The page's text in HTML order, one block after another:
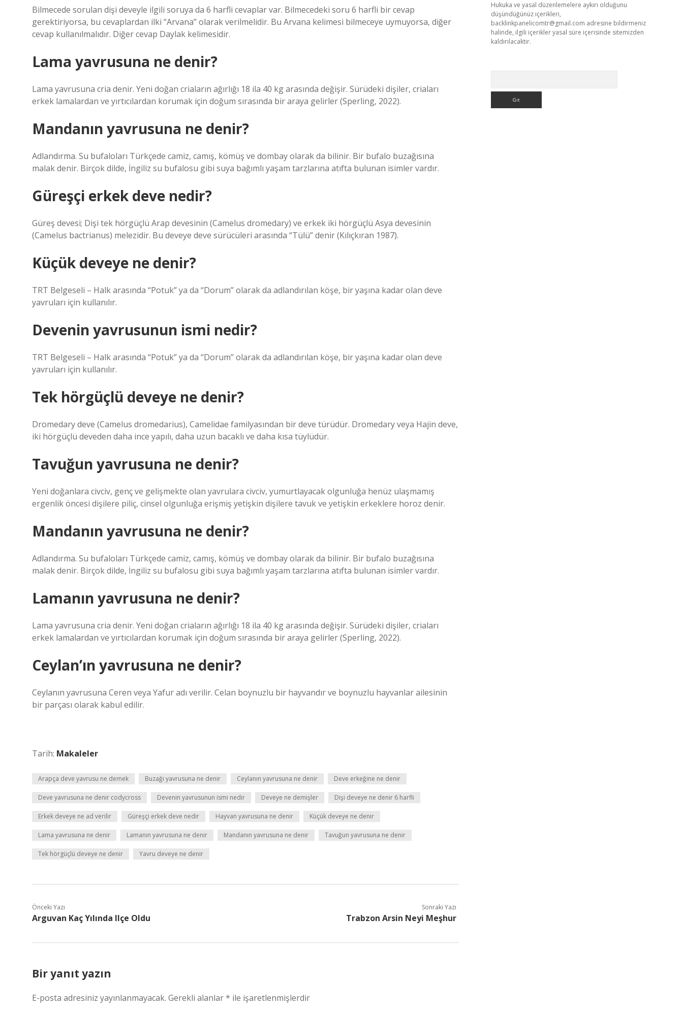
Bilmecede sorulan dişi deveyle ilgili soruya da 6 harfli cevaplar var. Bilmecedeki soru 6 harfli bir cevap
gerektiriyorsa, bu cevaplardan ilki “Arvana” olarak verilmelidir. Bu Arvana kelimesi bilmeceye uymuyorsa, diğer
cevap kullanılmalıdır. Diğer cevap Daylak kelimesidir.
Lama yavrusuna ne denir?
Lama yavrusuna cria denir. Yeni doğan criaların ağırlığı 18 ila 40 kg arasında değişir. Sürüdeki dişiler, criaları
erkek lamalardan ve yırtıcılardan korumak için doğum sırasında bir araya gelirler (Sperling, 2022).
Mandanın yavrusuna ne denir?
Adlandırma. Su bufaloları Türkçede camiz, camış, kömüş ve dombay olarak da bilinir. Bir bufalo buzağısına
malak denir. Birçok dilde, İngiliz su bufalosu gibi suya bağımlı yaşam tarzlarına atıfta bulunan isimler vardır.
Güreşçi erkek deve nedir?
Güreş devesi; Dişi tek hörgüçlü Arap devesinin (Camelus dromedary) ve erkek iki hörgüçlü Asya devesinin
(Camelus bactrianus) melezidir. Bu deveye deve sürücüleri arasında “Tülü” denir (Kılıçkıran 1987).
Küçük deveye ne denir?
TRT Belgeseli – Halk arasında “Potuk” ya da “Dorum” olarak da adlandırılan köşe, bir yaşına kadar olan deve
yavruları için kullanılır.
Devenin yavrusunun ismi nedir?
TRT Belgeseli – Halk arasında “Potuk” ya da “Dorum” olarak da adlandırılan köşe, bir yaşına kadar olan deve
yavruları için kullanılır.
Tek hörgüçlü deveye ne denir?
Dromedary deve (Camelus dromedarius), Camelidae familyasından bir deve türüdür. Dromedary veya Hajin deve,
iki hörgüçlü deveden daha ince yapılı, daha uzun bacaklı ve daha kısa tüylüdür.
Tavuğun yavrusuna ne denir?
Yeni doğanlara civciv, genç ve gelişmekte olan yavrulara civciv, yumurtlayacak olgunluğa henüz ulaşmamış
ergenlik öncesi dişilere piliç, cinsel olgunluğa erişmiş yetişkin dişilere tavuk ve yetişkin erkeklere horoz denir.
Mandanın yavrusuna ne denir?
Adlandırma. Su bufaloları Türkçede camiz, camış, kömüş ve dombay olarak da bilinir. Bir bufalo buzağısına
malak denir. Birçok dilde, İngiliz su bufalosu gibi suya bağımlı yaşam tarzlarına atıfta bulunan isimler vardır.
Lamanın yavrusuna ne denir?
Lama yavrusuna cria denir. Yeni doğan criaların ağırlığı 18 ila 40 kg arasında değişir. Sürüdeki dişiler, criaları
erkek lamalardan ve yırtıcılardan korumak için doğum sırasında bir araya gelirler (Sperling, 2022).
Ceylan’ın yavrusuna ne denir?
Ceylanın yavrusuna Ceren veya Yafur adı verilir. Celan boynuzlu bir hayvandır ve boynuzlu hayvanlar ailesinin
bir parçası olarak kabul edilir.
Tarih: Makaleler
Arapça deve yavrusu ne demek Buzağı yavrusuna ne denir Ceylanın yavrusuna ne denir Deve erkeğine ne denir
Deve yavrusuna ne denir codycross Devenin yavrusunun ismi nedir Deveye ne demişler Dişi deveye ne denir 6 harfli
Erkek deveye ne ad verilir Güreşçi erkek deve nedir Hayvan yavrusuna ne denir Küçük deveye ne denir
Lama yavrusuna ne denir Lamanın yavrusuna ne denir Mandanın yavrusuna ne denir Tavuğun yavrusuna ne denir
Tek hörgüçlü deveye ne denir Yavru deveye ne denir
Önceki Yazı
Arguvan Kaç Yılında Ilçe Oldu
Sonraki Yazı
Trabzon Arsin Neyi Meşhur
Bir yanıt yazın
E-posta adresiniz yayınlanmayacak. Gerekli alanlar* ile işaretlenmişlerdir
Hukuka ve yasal düzenlemelere aykırı olduğunu
düşündüğünüz içerikleri,
backlinkpanelicomtr@gmail.com adresine bildirmeniz
halinde, ilgili içerikler yasal süre içerisinde sitemizden
kaldırılacaktır.